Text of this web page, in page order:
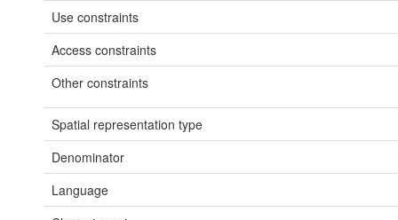
Use constraints
Access constraints
Other constraints
Spatial representation type
Denominator
Language